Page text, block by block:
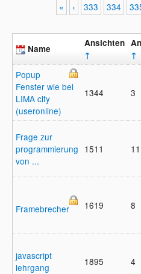
« ‹ 333 334
Name
Ansichten
↑
↑
Popup
Fenster wie bei
LIMA city
(useronline)
1344 3
Frage zur
programmierung
von ...
1511 11
Framebrecher 1619 8
javascript
lehrgang
1895 4